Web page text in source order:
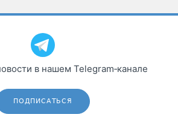
в нашем Telegram‑канале
ПОДПИСАТЬСЯ